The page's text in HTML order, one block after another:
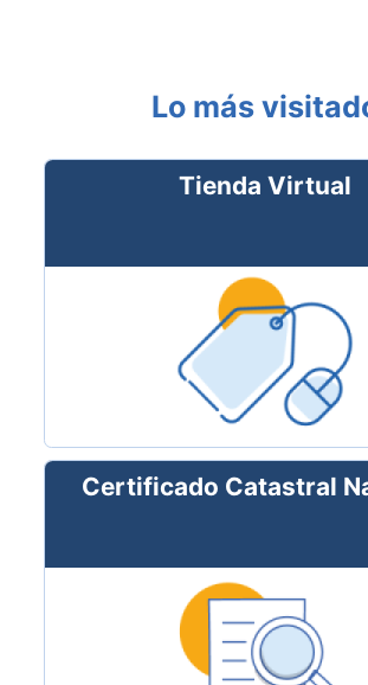
Lo más
Tienda Virtual
Certificado Catastral